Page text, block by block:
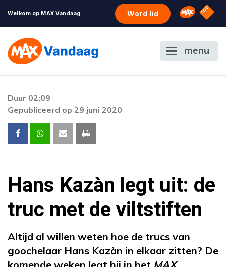
Welkom op MAX Vandaag Word lid Omroep
NPO
menu
Duur 02:09
Gepubliceerd op 29 juni 2020
Hans Kazàn legt uit: de
truc met de viltstiften
Altijd al willen weten hoe de trucs van
goochelaar Hans Kazàn in elkaar zitten? De